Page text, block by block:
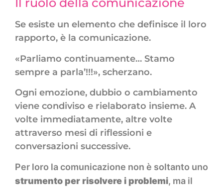
Se esiste un elemento che definisce il loro
rapporto, è la comunicazione.
«Parliamo continuamente… Stamo
sempre a parla’!!!», scherzano.
Ogni emozione, dubbio o cambiamento
viene condiviso e rielaborato insieme. A
volte immediatamente, altre volte
attraverso mesi di riflessioni e
conversazioni successive.
Per loro la comunicazione non è soltanto uno
strumento per risolvere i problemi, ma il